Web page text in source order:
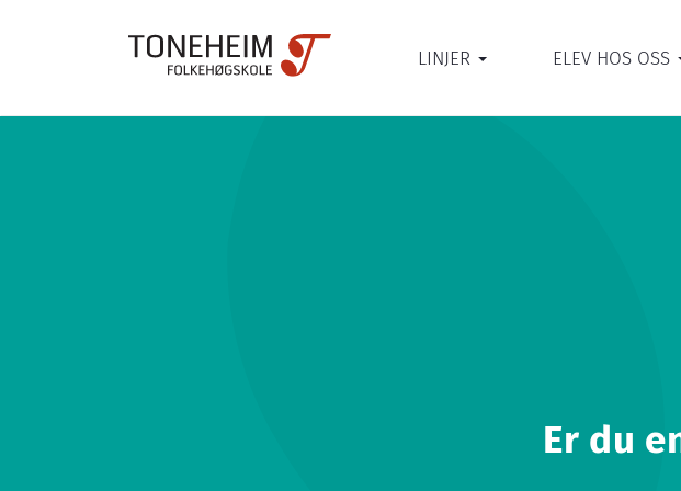
LINJER ELEV HOS OSS
Er du